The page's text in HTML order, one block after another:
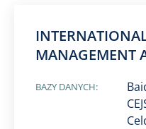
MANAGEMENT
BAZY DANYCH: